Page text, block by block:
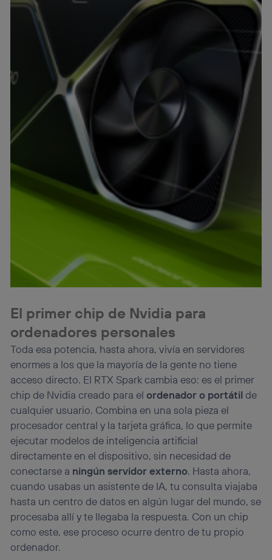
El primer chip de Nvidia para
ordenadores personales
Toda esa potencia, hasta ahora, vivía en servidores
enormes a los que la mayoría de la gente no tiene
acceso directo. El RTX Spark cambia eso: es el primer
chip de Nvidia creado para el ordenador o portátilde
cualquier usuario. Combina en una sola pieza el
procesador central y la tarjeta gráfica, lo que permite
ejecutar modelos de inteligencia artificial
directamente en el dispositivo, sin necesidad de
conectarse a ningún servidor externo. Hasta ahora,
cuando usabas un asistente de IA, tu consulta viajaba
hasta un centro de datos en algún lugar del mundo, se
procesaba allí y te llegaba la respuesta. Con un chip
como este, ese proceso ocurre dentro de tu propio
ordenador.